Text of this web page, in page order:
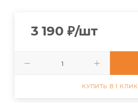
3 190 ₽/шт
КУПИТЬ В 1 КЛИК